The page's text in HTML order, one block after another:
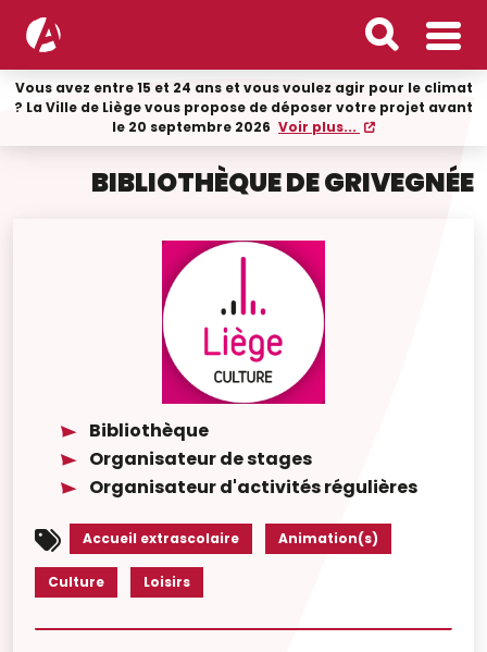
Vous avez entre 15 et 24 ans et vous voulez agir pour le climat
? La Ville de Liège vous propose de déposer votre projet avant
le 20 septembre 2026 Voir plus...
BIBLIOTHÈQUE DE GRIVEGNÉE
Bibliothèque
Organisateur de stages
Organisateur d'activités régulières
Accueil extrascolaire Animation(s)
Culture Loisirs